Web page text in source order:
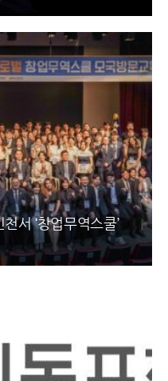
서 ‘창업무역스쿨’